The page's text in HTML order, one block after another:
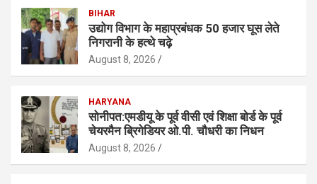
BIHAR
उद्योग विभाग के महाप्रबंधक 50 हजार घूस लेते
निगरानी के हत्थे चढ़े
August 8, 2026
HARYANA
सोनीपत:एमडीयू के पूर्व वीसी एवं शिक्षा बाेर्ड के पूर्व
चेयरमैन ब्रिगेडियर ओ.पी. चौधरी का निधन
August 8, 2026